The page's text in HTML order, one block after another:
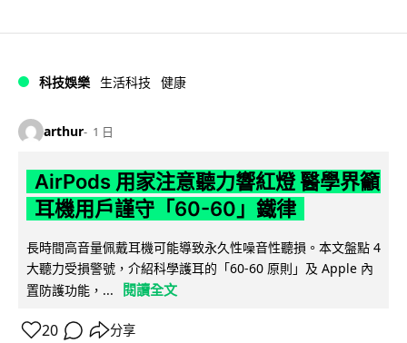
科技娛樂 生活科技 健康
arthur 1 日
AirPods 用家注意聽力響紅燈 醫學界籲
耳機用戶謹守「60-60」鐵律
長時間高音量佩戴耳機可能導致永久性噪音性聽損。本文盤點 4
大聽力受損警號，介紹科學護耳的「60-60 原則」及 Apple 內
置防護功能，...
閱讀全文
20 分享